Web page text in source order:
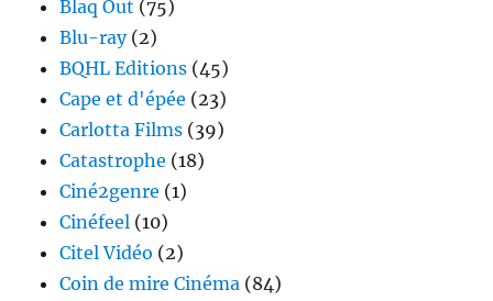
Blaq Out (75)
Blu-ray(2)
BQHL Editions (45)
Cape et d'épée (23)
Carlotta Films (39)
Catastrophe (18)
Ciné2genre (1)
Cinéfeel (10)
Citel Vidéo (2)
Coin de mire Cinéma (84)